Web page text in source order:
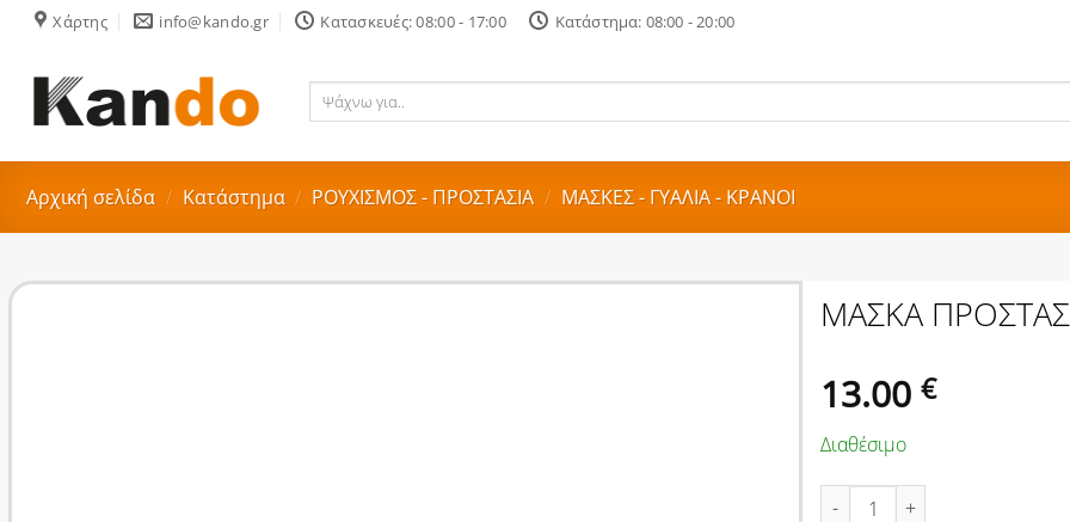
Skip
content
Χάρτης info@kando.gr Κατασκευές: 08:00 - 17:00 Κατάστημα: 08:00 - 20:00
Ψάχνω
Αρχική σελίδα / Κατάστημα / ΡΟΥΧΙΣΜΟΣ - ΠΡΟΣΤΑΣΙΑ / ΜΑΣΚΕΣ - ΓΥΑΛΙΑ - ΚΡΑΝΟΙ
ΜΑΣΚΑ
13.00 €
Διαθέσιμο
ΜΑΣΚΑ ΠΡΟΣΤΑΣΙΑΣ SAFETY